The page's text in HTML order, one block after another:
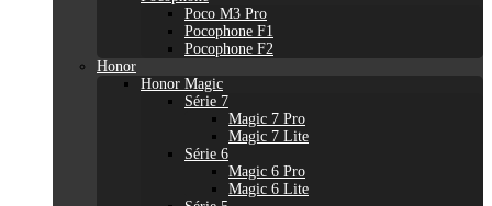
Poco M3 Pro
Pocophone F1
Pocophone F2
Honor
Honor Magic
Série 7
Magic 7 Pro
Magic 7 Lite
Série 6
Magic 6 Pro
Magic 6 Lite